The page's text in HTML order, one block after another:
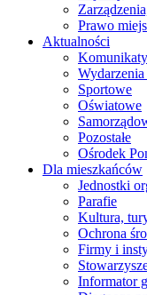
Prawo
Aktualności
Komunikaty
Sportowe
Oświatowe
Pozostałe
Ośrodek
Dla mieszkańców
Jednostki
Parafie
Kultura,
Ochrona
Firmy i
Informator